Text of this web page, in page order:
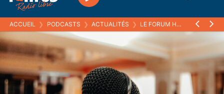
Play
ACCUEIL ❯ PODCASTS ❯ ACTUALITÉS ❯ LE FORUM HEBDO ❯